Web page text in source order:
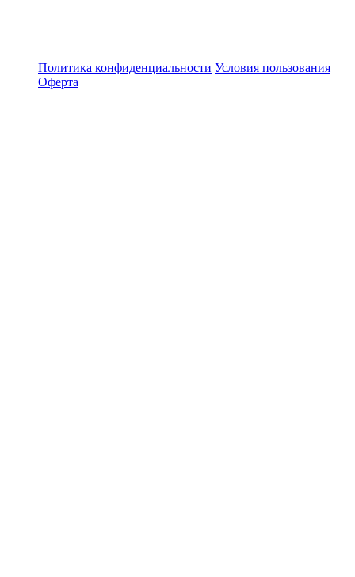
Политика конфиденциальности Условия пользования
Оферта